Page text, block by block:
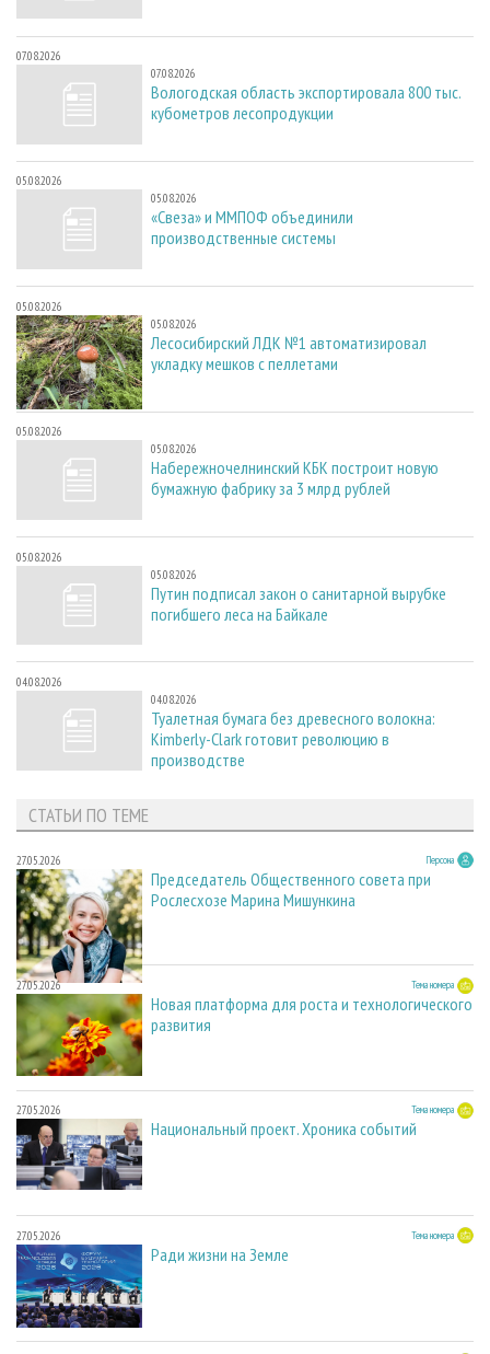
07.08.2026
07.08.2026
Вологодская область экспортировала 800 тыс.
кубометров лесопродукции
05.08.2026
05.08.2026
«Свеза» и ММПОФ объединили
производственные системы
05.08.2026
05.08.2026
Лесосибирский ЛДК №1 автоматизировал
укладку мешков с пеллетами
05.08.2026
05.08.2026
Набережночелнинский КБК построит новую
бумажную фабрику за 3 млрд рублей
05.08.2026
05.08.2026
Путин подписал закон о санитарной вырубке
погибшего леса на Байкале
04.08.2026
04.08.2026
Туалетная бумага без древесного волокна:
Kimberly-Clark готовит революцию в
производстве
СТАТЬИ ПО ТЕМЕ
27.05.2026 Персона
Председатель Общественного совета при
Рослесхозе Марина Мишункина
27.05.2026 Тема номера
Новая платформа для роста и технологического
развития
27.05.2026 Тема номера
Национальный проект. Хроника событий
27.05.2026 Тема номера
Ради жизни на Земле